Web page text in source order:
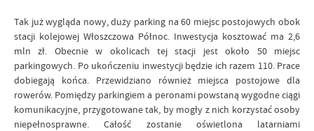
Tak już wygląda nowy, duży parking na 60 miejsc postojowych obok
stacji kolejowej Włoszczowa Północ. Inwestycja kosztować ma 2,6
mln zł. Obecnie w okolicach tej stacji jest około 50 miejsc
parkingowych. Po ukończeniu inwestycji będzie ich razem 110. Prace
dobiegają końca. Przewidziano również miejsca postojowe dla
rowerów. Pomiędzy parkingiem a peronami powstaną wygodne ciągi
komunikacyjne, przygotowane tak, by mogły z nich korzystać osoby
niepełnosprawne. Całość zostanie oświetlona latarniami